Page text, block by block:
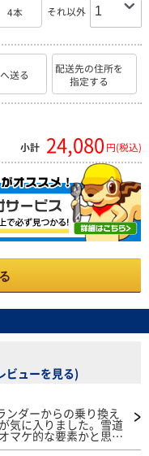
4本 それ以外
送る
配送先の住所を
指定する
小計 24,080 円(税込)
ビューを見る)
ンダーからの乗り換え
気に入りました。雪道
マケ的な要素かと思っ
い物をしたと思いま